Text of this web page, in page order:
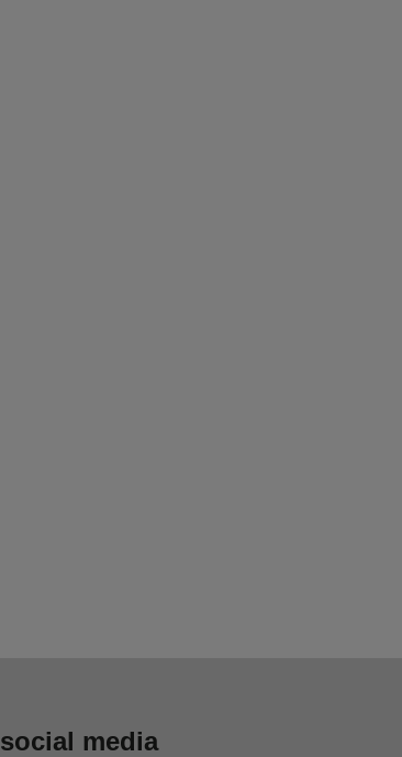
social media